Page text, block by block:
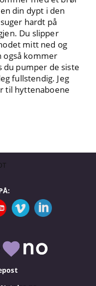
din dypt i den
hardt på
Du slipper
mitt ned og
også kommer
du pumper de siste
fullstendig. Jeg
til hyttenaboene